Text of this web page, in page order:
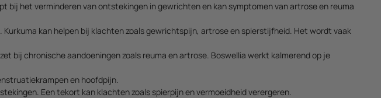
bij het verminderen van ontstekingen in gewrichten en kan symptomen van artrose en reuma
kan helpen bij klachten zoals gewrichtspijn, artrose en spierstijfheid. Het wordt vaak
bij chronische aandoeningen zoals reuma en artrose. Boswellia werkt kalmerend op je
en hoofdpijn.
Een tekort kan klachten zoals spierpijn en vermoeidheid verergeren.